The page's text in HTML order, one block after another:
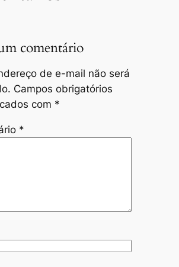
comentário
de e-mail não será
Campos obrigatórios
com *
*